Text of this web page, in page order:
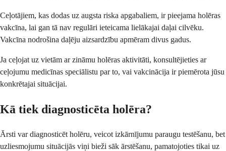
Ceļotājiem, kas dodas uz augsta riska apgabaliem, ir pieejama holēras
vakcīna, lai gan tā nav regulāri ieteicama lielākajai daļai cilvēku.
Vakcīna nodrošina daļēju aizsardzību apmēram divus gadus.
Ja ceļojat uz vietām ar zināmu holēras aktivitāti, konsultējieties ar
ceļojumu medicīnas speciālistu par to, vai vakcinācija ir piemērota jūsu
konkrētajai situācijai.
Kā tiek diagnosticēta holēra?
Ārsti var diagnosticēt holēru, veicot izkārnījumu paraugu testēšanu, bet
uzliesmojumu situācijās viņi bieži sāk ārstēšanu, pamatojoties tikai uz